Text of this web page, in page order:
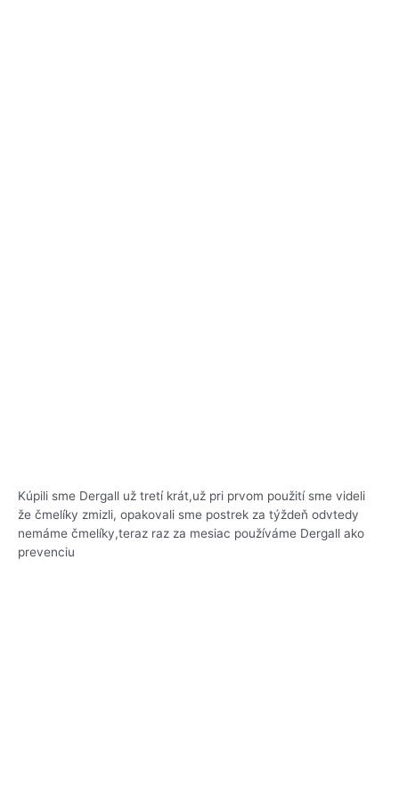
Kúpili sme Dergall už tretí krát,už pri prvom použití sme videli
že čmelíky zmizli, opakovali sme postrek za týždeň odvtedy
nemáme čmelíky,teraz raz za mesiac používáme Dergall ako
prevenciu